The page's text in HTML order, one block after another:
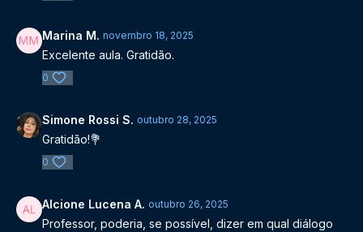
Marina M. novembro 18, 2025
Excelente aula. Gratidão.
0
Simone Rossi S. outubro 28, 2025
Gratidão!💐
0
Alcione Lucena A. outubro 26, 2025
Professor, poderia, se possível, dizer em qual diálogo